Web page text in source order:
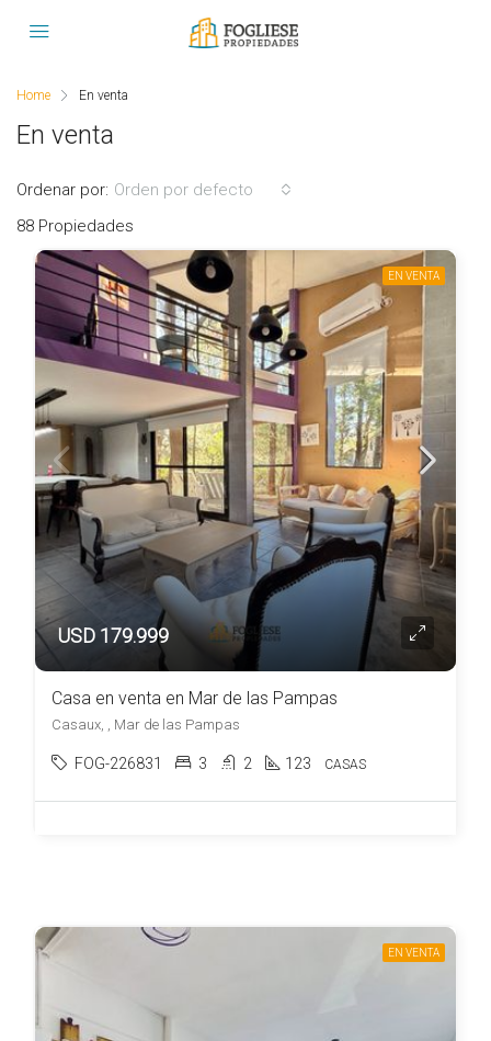
Home En venta
En venta
88 Propiedades
Ordenar por: Orden por defecto
EN VENTA
USD 179.999
Casa en venta en Mar de las Pampas
Casaux, , Mar de las Pampas
FOG-226831 3 2 123 CASAS
EN VENTA